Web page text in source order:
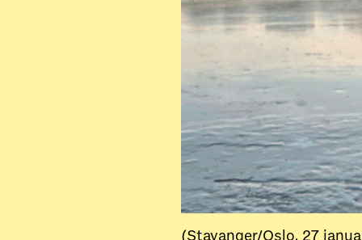
(Stavanger/Oslo, 27